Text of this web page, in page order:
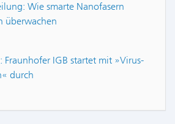
Wie smarte Nanofasern
überwachen
Fraunhofer IGB startet mit »Virus-
durch